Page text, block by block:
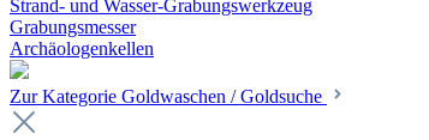
Strand- und Wasser-Grabungswerkzeug
Grabungsmesser
Archäologenkellen
Zur Kategorie Goldwaschen / Goldsuche